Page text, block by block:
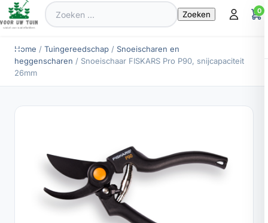
Zoeken
naar:
0
Home / Tuingereedschap / Snoeischaren en
heggenscharen / Snoeischaar FISKARS Pro P90, snijcapaciteit
26mm